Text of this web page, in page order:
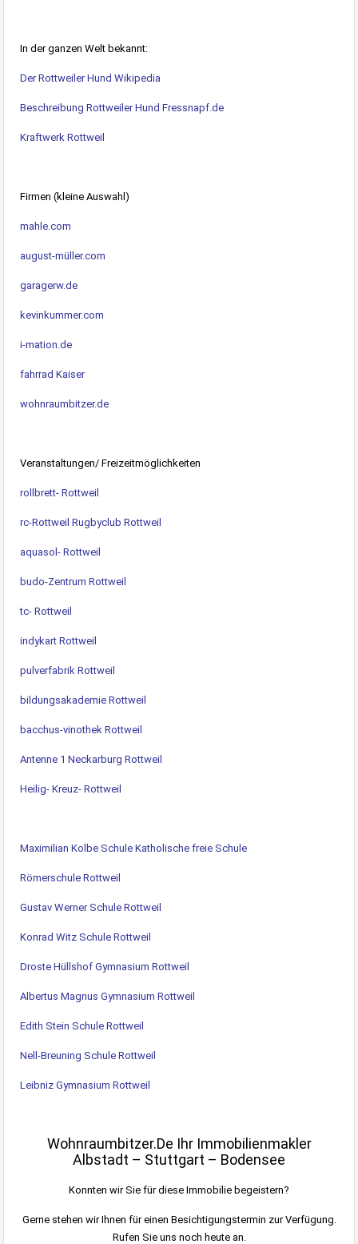
In der ganzen Welt bekannt:
Der Rottweiler Hund Wikipedia
Beschreibung Rottweiler Hund Fressnapf.de
Kraftwerk Rottweil
Firmen (kleine Auswahl)
mahle.com
august-müller.com
garagerw.de
kevinkummer.com
i-mation.de
fahrrad Kaiser
wohnraumbitzer.de
Veranstaltungen/ Freizeitmöglichkeiten
rollbrett- Rottweil
rc-Rottweil Rugbyclub Rottweil
aquasol- Rottweil
budo-Zentrum Rottweil
tc- Rottweil
indykart Rottweil
pulverfabrik Rottweil
bildungsakademie Rottweil
bacchus-vinothek Rottweil
Antenne 1 Neckarburg Rottweil
Heilig- Kreuz- Rottweil
Maximilian Kolbe Schule Katholische freie Schule
Römerschule Rottweil
Gustav Werner Schule Rottweil
Konrad Witz Schule Rottweil
Droste Hüllshof Gymnasium Rottweil
Albertus Magnus Gymnasium Rottweil
Edith Stein Schule Rottweil
Nell-Breuning Schule Rottweil
Leibniz Gymnasium Rottweil
Wohnraumbitzer.de Ihr Immobilienmakler
Albstadt – Stuttgart – Bodensee
Konnten wir Sie für diese Immobilie begeistern?
Gerne stehen wir Ihnen für einen Besichtigungstermin zur Verfügung.
Rufen Sie uns noch heute an.